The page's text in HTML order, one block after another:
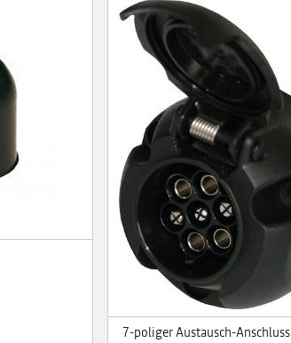
7-poliger Austausch-Anschluss